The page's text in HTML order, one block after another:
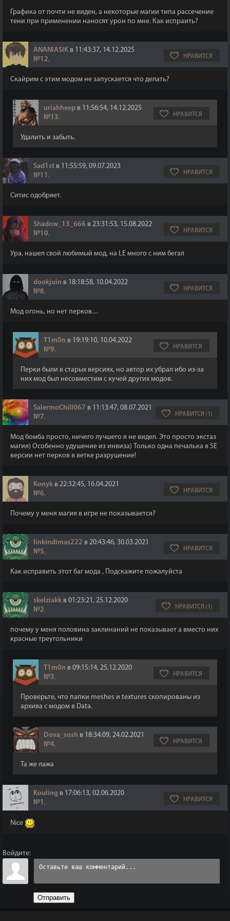
Графика от почти не виден, а некоторые магии типа рассечение
тени при применении наносят урон по мне. Как испраить?
ANANIASIK в 11:43:37, 14.12.2025
№12, НРАВИТСЯ
Скайрим с этим модом не запускается что делать?
uriahheep в 11:56:54, 14.12.2025
№13, НРАВИТСЯ
Удалить и забыть.
Sad1st в 11:55:59, 09.07.2023
№11 , НРАВИТСЯ
Ситис одобряет.
Shadow_13_666 в 23:31:53, 15.08.2022
№10, НРАВИТСЯ
Ура, нашел свой любимый мод, на LE много с ним бегал
dookjuin в 18:18:58, 10.04.2022
№8, НРАВИТСЯ
Мод огонь, но нет перков....
T1m0n в 19:19:10, 10.04.2022
№9, НРАВИТСЯ
Перки были в старых версиях, но автор их убрал ибо из-за
них мод был несовместим с кучей других модов.
SalermoChill067 в 11:13:47, 08.07.2021
№7, НРАВИТСЯ (1)
Мод бомба просто, ничего лучшего я не видел. Это просто экстаз
магия) Особенно удушение из инвиза) Только одна печалька в SE
версии нет перков в ветке разрушение!
Konyk в 22:32:45, 16.04.2021
№6, НРАВИТСЯ
Почему у меня магия в игре не показывается?
linkindimas222 в 20:43:46, 30.03.2021
№5, НРАВИТСЯ
Как исправить этот баг мода , Подскажите пожалуйста
skelziakk в 01:23:21, 25.12.2020
№2, НРАВИТСЯ (1)
почему у меня половина заклинаний не показывает а вместо них
красные треугольники
T1m0n в 09:15:14, 25.12.2020
№3, НРАВИТСЯ
Проверьте, что папки meshes и textures скопированы из
архива с модом в Data.
Dova_sosh в 18:34:09, 24.02.2021
№4, НРАВИТСЯ
Та же лажа
Kouling в 17:06:13, 02.06.2020
№1 , НРАВИТСЯ
Nice
Войдите:
Отправить